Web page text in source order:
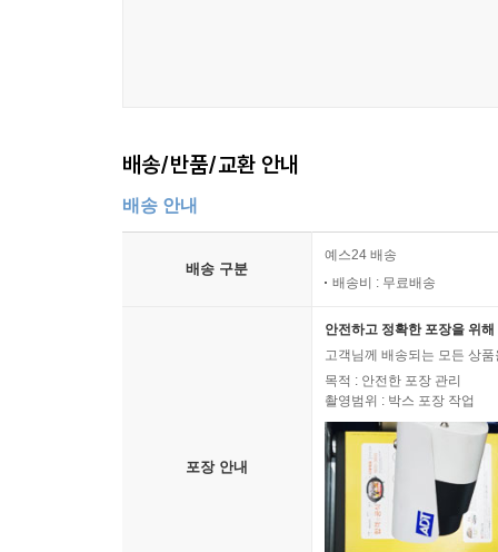
배송/반품/교환 안내
배송 안내
배송 구분
예스24 배송
배송비 : 무료배송
포장 안내
안전하고 정확한 포장을 위
고객님께 배송되는 모든 상
목적 : 안전한 포장 관리
촬영범위 : 박스 포장 작업